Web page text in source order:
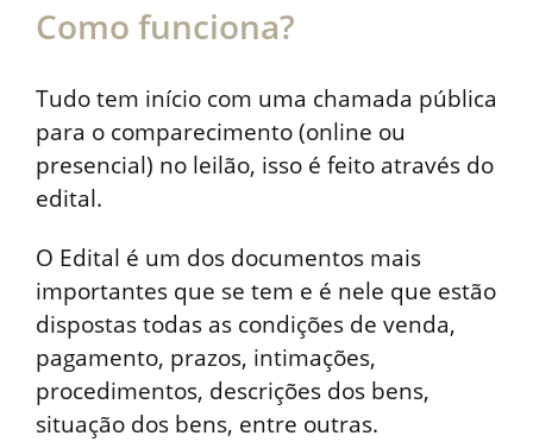
Como funciona?
Tudo tem início com uma chamada pública
para o comparecimento (online ou
presencial) no leilão, isso é feito através do
edital.
O Edital é um dos documentos mais
importantes que se tem e é nele que estão
dispostas todas as condições de venda,
pagamento, prazos, intimações,
procedimentos, descrições dos bens,
situação dos bens, entre outras.